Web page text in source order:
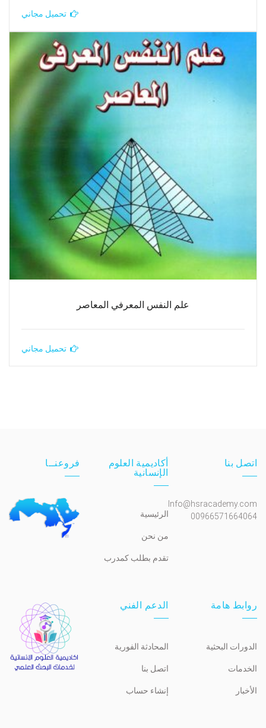
تحميل مجاني
علم النفس المعرفي المعاصر
تحميل مجاني
اتصل بنا
Info@hsracademy.com
00966571664064
أكاديمية العلوم
الإنسانية
الرئيسية
من نحن
تقدم بطلب كمدرب
فروعنــا
روابط هامة
الدورات البحثية
الخدمات
الأخبار
الدعم الفني
المحادثة الفورية
اتصل بنا
إنشاء حساب